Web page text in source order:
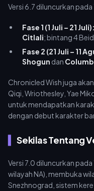
Versi 6.7 diluncurkan
Fase 1 (1 Juli – 21 Juli):
Citlali; bintang 4
Fase 2 (21 Juli – 11
Shogun dan
Chronicled Wish juga
Qiqi, Wriothesley, Yae
untuk mendapatkan
dengan debut karakter
Sekilas Tentang
Versi 7.0 diluncurkan pada
wilayah NA), membuka
Snezhnograd, sistem